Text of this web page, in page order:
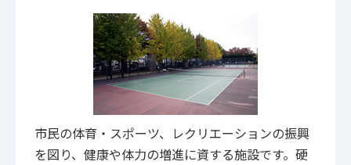
市民の体育・スポーツ、レクリエーションの振興
を図り、健康や体力の増進に資する施設です。硬